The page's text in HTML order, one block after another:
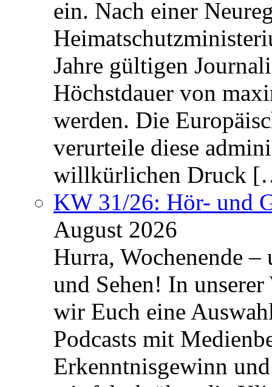
ein. Nach einer
Jahre gültigen
Höchstdauer von
werden. Die
verurteile diese
willkürlichen Druck
KW 31/26: Hör- und
August 2026
Hurra, Wochenende
und Sehen! In unserer
wir Euch eine
Podcasts mit
Erkenntnisgewinn